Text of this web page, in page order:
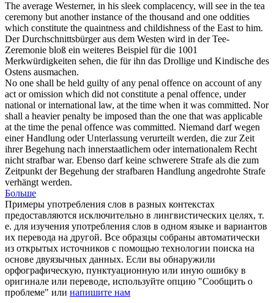
The average Westerner, in his sleek complacency, will see in the tea
ceremony but another instance of the thousand and one oddities
which constitute the quaintness and childishness of the East to him.
Der Durchschnittsbürger aus dem Westen wird in der Tee-
Zeremonie bloß ein weiteres Beispiel für die 1001
Merkwürdigkeiten sehen, die für ihn das Drollige und Kindische des
Ostens ausmachen.
No one shall be held guilty of any penal offence on account of any
act or omission which did not constitute a penal offence, under
national or international law, at the time when it was committed. Nor
shall a heavier penalty be imposed than the one that was applicable
at the time the penal offence was committed. Niemand darf wegen
einer Handlung oder Unterlassung verurteilt werden, die zur Zeit
ihrer Begehung nach innerstaatlichem oder internationalem Recht
nicht strafbar war. Ebenso darf keine schwerere Strafe als die zum
Zeitpunkt der Begehung der strafbaren Handlung angedrohte Strafe
verhängt werden.
Больше
Примеры употребления слов в разных контекстах
предоставляются исключительно в лингвистических целях, т.
е. для изучения употребления слов в одном языке и вариантов
их перевода на другой. Все образцы собраны автоматически
из открытых источников с помощью технологии поиска на
основе двуязычных данных. Если вы обнаружили
орфографическую, пунктуационную или иную ошибку в
оригинале или переводе, используйте опцию "Сообщить о
проблеме" или напишите нам